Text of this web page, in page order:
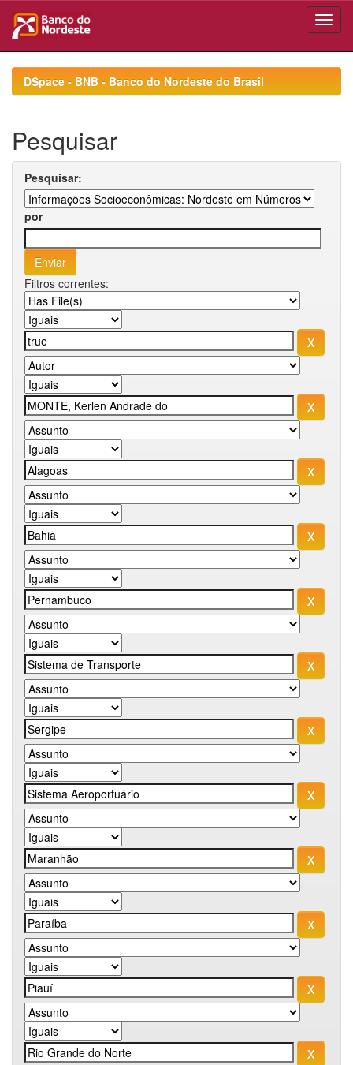
navigationDSpace - BNB - Banco do Nordeste do Brasil
Pesquisar
Pesquisar:
por
Filtros correntes: